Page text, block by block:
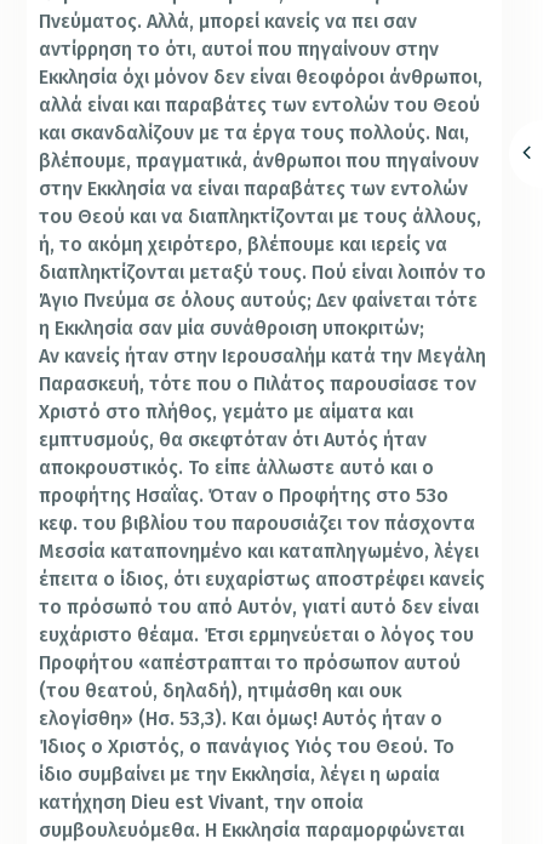
Πνεύματος. Αλλά, μπορεί κανείς να πει σαν
αντίρρηση το ότι, αυτοί που πηγαίνουν στην
Εκκλησία όχι μόνον δεν είναι θεοφόροι άνθρωποι,
αλλά είναι και παραβάτες των εντολών του Θεού
και σκανδαλίζουν με τα έργα τους πολλούς. Ναι,
βλέπουμε, πραγματικά, άνθρωποι που πηγαίνουν
στην Εκκλησία να είναι παραβάτες των εντολών
του Θεού και να διαπληκτίζονται με τους άλλους,
ή, το ακόμη χειρότερο, βλέπουμε και ιερείς να
διαπληκτίζονται μεταξύ τους. Πού είναι λοιπόν το
Άγιο Πνεύμα σε όλους αυτούς; Δεν φαίνεται τότε
η Εκκλησία σαν μία συνάθροιση υποκριτών;
Αν κανείς ήταν στην Ιερουσαλήμ κατά την Μεγάλη
Παρασκευή, τότε που ο Πιλάτος παρουσίασε τον
Χριστό στο πλήθος, γεμάτο με αίματα και
εμπτυσμούς, θα σκεφτόταν ότι Αυτός ήταν
αποκρουστικός. Το είπε άλλωστε αυτό και ο
προφήτης Ησαΐας. Όταν ο Προφήτης στο 53ο
κεφ. του βιβλίου του παρουσιάζει τον πάσχοντα
Μεσσία καταπονημένο και καταπληγωμένο, λέγει
έπειτα ο ίδιος, ότι ευχαρίστως αποστρέφει κανείς
το πρόσωπό του από Αυτόν, γιατί αυτό δεν είναι
ευχάριστο θέαμα. Έτσι ερμηνεύεται ο λόγος του
Προφήτου «απέστραπται το πρόσωπον αυτού
(του θεατού, δηλαδή), ητιμάσθη και ουκ
ελογίσθη» (Ησ. 53,3). Και όμως! Αυτός ήταν ο
Ίδιος ο Χριστός, ο πανάγιος Υιός του Θεού. Το
ίδιο συμβαίνει με την Εκκλησία, λέγει η ωραία
κατήχηση Dieu est Vivant, την οποία
συμβουλευόμεθα. Η Εκκλησία παραμορφώνεται